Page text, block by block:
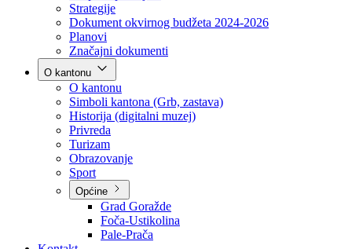
Poslovnik
Program rada Vlade
Ekspoze premijera
Strategije
Dokument okvirnog budžeta 2024-2026
Planovi
Značajni dokumenti
O kantonu
O kantonu
Simboli kantona (Grb, zastava)
Historija (digitalni muzej)
Privreda
Turizam
Obrazovanje
Općine